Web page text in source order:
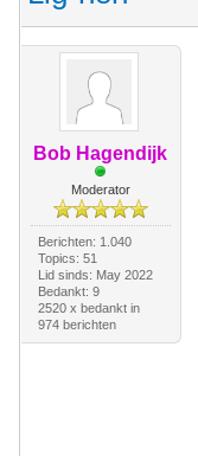
Bob Hagendijk
Moderator
Berichten: 1.040
Topics: 51
Lid sinds: May 2022
Bedankt: 9
2520 x bedankt in
974 berichten